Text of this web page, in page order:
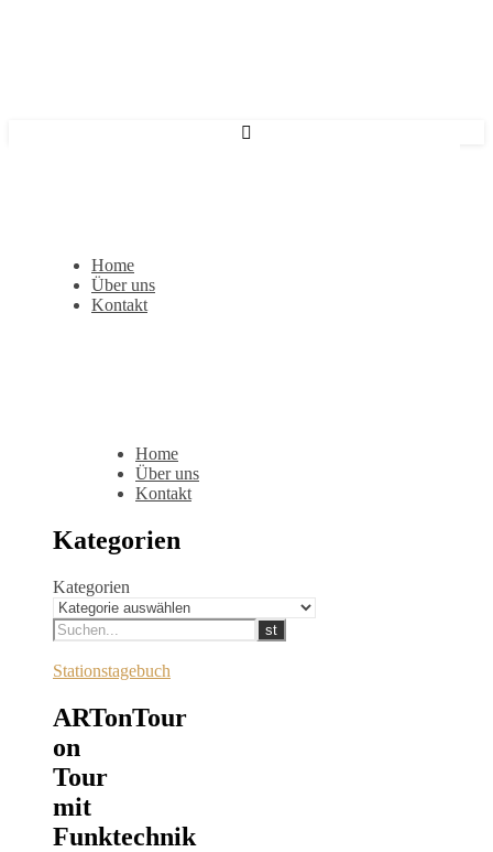
Home
Über uns
Kontakt
Home
Über uns
Kontakt
Kategorien
Kategorien
Stationstagebuch
ARTonTour
on
Tour
mit
Funktechnik